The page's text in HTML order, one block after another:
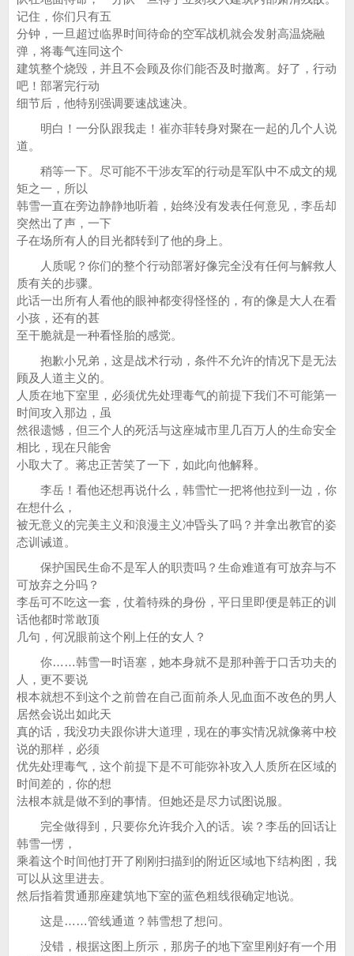
记住，你们只有五
分钟，一旦超过临界时间待命的空军战机就会发射高温烧融
弹，将毒气连同这个
建筑整个烧毁，并且不会顾及你们能否及时撤离。好了，行动
吧！部署完行动
细节后，他特别强调要速战速决。
明白！一分队跟我走！崔亦菲转身对聚在一起的几个人说
道。
稍等一下。尽可能不干涉友军的行动是军队中不成文的规
矩之一，所以
韩雪一直在旁边静静地听着，始终没有发表任何意见，李岳却
突然出了声，一下
子在场所有人的目光都转到了他的身上。
人质呢？你们的整个行动部署好像完全没有任何与解救人
质有关的步骤。
此话一出所有人看他的眼神都变得怪怪的，有的像是大人在看
小孩，还有的甚
至干脆就是一种看怪胎的感觉。
抱歉小兄弟，这是战术行动，条件不允许的情况下是无法
顾及人道主义的。
人质在地下室里，必须优先处理毒气的前提下我们不可能第一
时间攻入那边，虽
然很遗憾，但三个人的死活与这座城市里几百万人的生命安全
相比，现在只能舍
小取大了。蒋忠正苦笑了一下，如此向他解释。
李岳！看他还想再说什么，韩雪忙一把将他拉到一边，你
在想什么，
被无意义的完美主义和浪漫主义冲昏头了吗？并拿出教官的姿
态训诫道。
保护国民生命不是军人的职责吗？生命难道有可放弃与不
可放弃之分吗？
李岳可不吃这一套，仗着特殊的身份，平日里即便是韩正的训
话他都时常敢顶
几句，何况眼前这个刚上任的女人？
你……韩雪一时语塞，她本身就不是那种善于口舌功夫的
人，更不要说
根本就想不到这个之前曾在自己面前杀人见血面不改色的男人
居然会说出如此天
真的话，我没功夫跟你讲大道理，现在的事实情况就像蒋中校
说的那样，必须
优先处理毒气，这个前提下是不可能弥补攻入人质所在区域的
时间差的，你的想
法根本就是做不到的事情。但她还是尽力试图说服。
完全做得到，只要你允许我介入的话。诶？李岳的回话让
韩雪一愣，
乘着这个时间他打开了刚刚扫描到的附近区域地下结构图，我
可以从这里进去。
然后指着贯通那座建筑地下室的蓝色粗线很确定地说。
这是……管线通道？韩雪想了想问。
没错，根据这图上所示，那房子的地下室里刚好有一个用